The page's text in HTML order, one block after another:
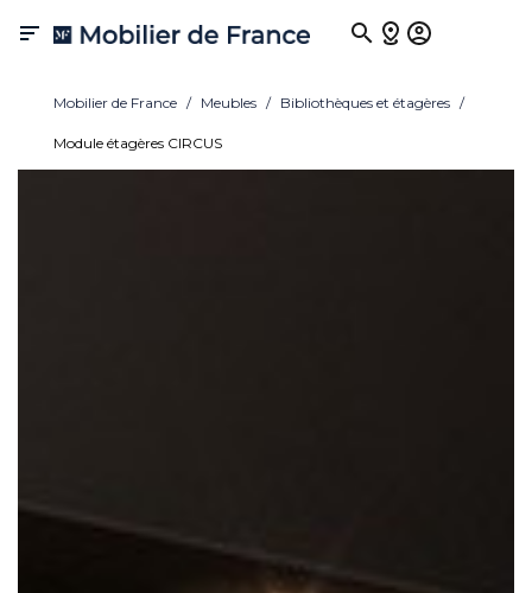

Mobilier de France Meubles Bibliothèques et étagères
Module étagères CIRCUS